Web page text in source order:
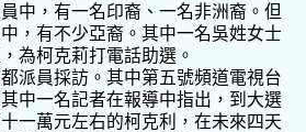
中，有一名印裔、一名非洲裔。但
，有不少亞裔。其中一名吳姓女士
為柯克莉打電話助選。
派員採訪。其中第五號頻道電視台
中一名記者在報導中指出，到大選
一萬元左右的柯克利，在未來四天